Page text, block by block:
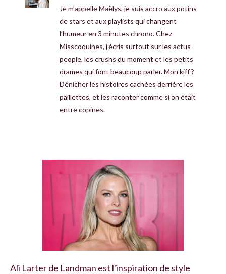
Je m’appelle Maëlys, je suis accro aux potins
de stars et aux playlists qui changent
l’humeur en 3 minutes chrono. Chez
Misscoquines, j’écris surtout sur les actus
people, les crushs du moment et les petits
drames qui font beaucoup parler. Mon kiff ?
Dénicher les histoires cachées derrière les
paillettes, et les raconter comme si on était
entre copines.
Ali Larter de Landman est l'inspiration de style